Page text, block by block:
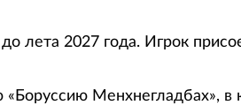
лета 2027 года. Игрок
Менхнегладбах», в